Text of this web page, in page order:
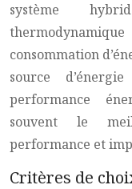
système
consommation
source
performance
souvent le
performance et
Critères de